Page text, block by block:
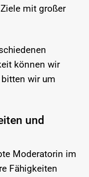
mit großer
können wir
wir um
und
Moderatorin im
Fähigkeiten